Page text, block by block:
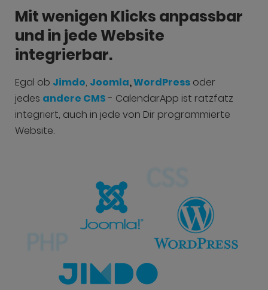
Mit wenigen Klicks anpassbar
und in jede Website
integrierbar.
Egal ob Jimdo, Joomla,WordPress oder
jedes andere CMS- CalendarApp ist ratzfatz
integriert, auch in jede von Dir programmierte
Website.